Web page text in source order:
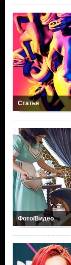
Статья
Фото/Видео